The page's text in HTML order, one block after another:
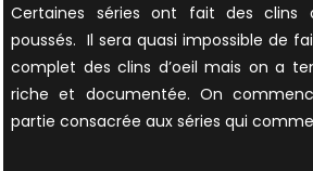
Certaines séries ont fait des clins
poussés. Il sera quasi impossible de
complet des clins d’oeil mais on a
riche et documentée. On
partie consacrée aux séries qui